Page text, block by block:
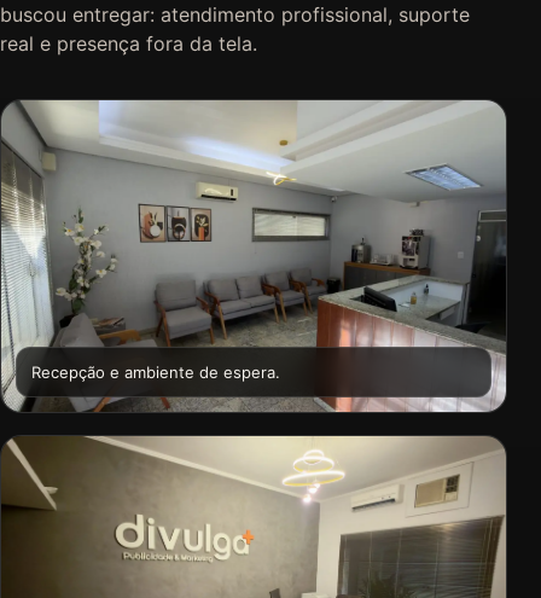
buscou entregar: atendimento profissional, suporte
real e presença fora da tela.
Recepção e ambiente de espera.